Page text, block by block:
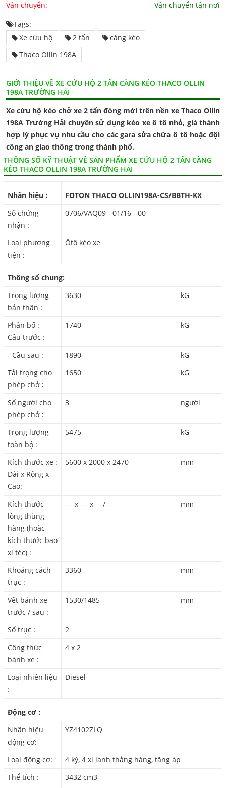
Vận chuyển:
Vận chuyển tận nơi
Tags:
Xe cứu hộ
2 tấn
càng kéo
Thaco Ollin 198A
GIỚI THIỆU VỀ XE CỨU HỘ 2 TẤN CÀNG KÉO THACO OLLIN
198A TRƯỜNG HẢI
Xe cứu hộ kéo chở xe 2 tấn đóng mới trên nền xe Thaco Ollin
198A Trường Hải chuyên sử dụng kéo xe ô tô nhỏ, giá thành
hợp lý phục vụ nhu cầu cho các gara sửa chữa ô tô hoặc đội
công an giao thông trong thành phố.
THÔNG SỐ KỸ THUẬT VỀ SẢN PHẨM XE CỨU HỘ 2 TẤN CÀNG
KÉO THACO OLLIN 198A TRƯỜNG HẢI
Nhãn hiệu :
FOTON THACO OLLIN198A-CS/BBTH-KX
Số chứng
nhận :
0706/VAQ09 - 01/16 - 00
Loại phương
tiện :
Ôtô kéo xe
Thông số chung:
Trọng lượng
bản thân :
3630 kG
Phân bố : -
Cầu trước :
1740 kG
- Cầu sau : 1890
kG
Tải trọng cho
phép chở :
1650 kG
Số người cho
phép chở :
3 người
Trọng lượng
toàn bộ :
5475 kG
Kích thước xe :
Dài x Rộng x
Cao:
5600 x 2000 x 2470 mm
Kích thước
lòng thùng
hàng (hoặc
kích thước bao
xi téc) :
--- x --- x ---/--- mm
Khoảng cách
trục :
3360 mm
Vết bánh xe
trước / sau :
1530/1485 mm
Số trục :
2
Công thức
bánh xe :
4 x 2
Loại nhiên liệu
:
Diesel
Động cơ :
Nhãn hiệu
động cơ:
YZ4102ZLQ
Loại động cơ:
4 kỳ, 4 xi lanh thẳng hàng, tăng áp
Thể tích :
3432 cm3